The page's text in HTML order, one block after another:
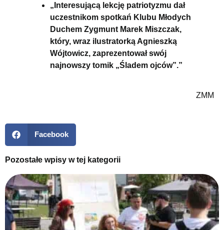
„Interesującą lekcję patriotyzmu dał
uczestnikom spotkań Klubu Młodych
Duchem Zygmunt Marek Miszczak,
który, wraz ilustratorką Agnieszką
Wójtowicz, zaprezentował swój
najnowszy tomik „Śladem ojców”.”
ZMM
Facebook
Pozostałe wpisy w tej kategorii